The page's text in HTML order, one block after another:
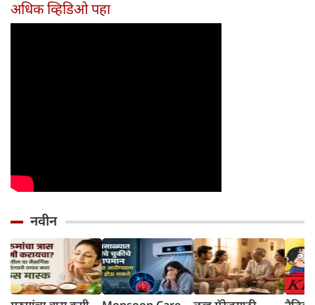
होईल
अधिक व्हिडिओ पहा
नवीन